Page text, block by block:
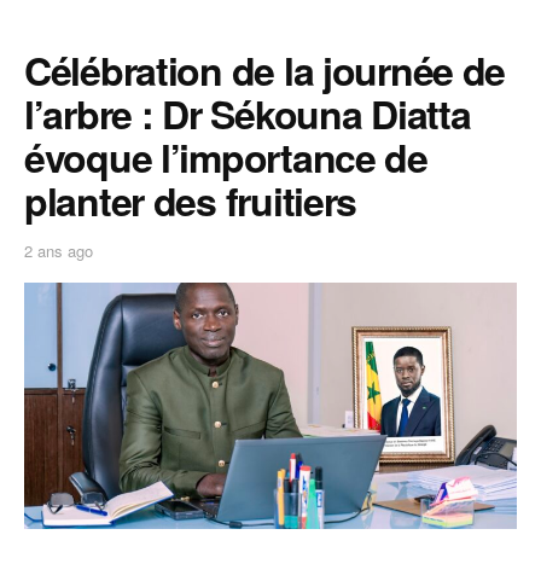
Célébration de la journée de
l’arbre : Dr Sékouna Diatta
évoque l’importance de
planter des fruitiers
2 ans ago